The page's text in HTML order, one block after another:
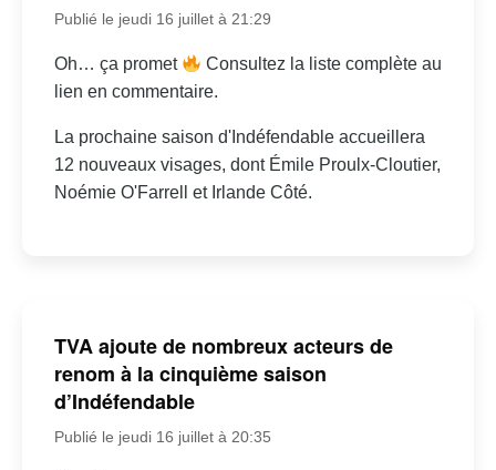
Publié le jeudi 16 juillet à 21:29
Oh… ça promet
Consultez la liste complète au
lien en commentaire.
La prochaine saison d'Indéfendable accueillera
12 nouveaux visages, dont Émile Proulx-Cloutier,
Noémie O'Farrell et Irlande Côté.
TVA ajoute de nombreux acteurs de
renom à la cinquième saison
d’Indéfendable
Publié le jeudi 16 juillet à 20:35